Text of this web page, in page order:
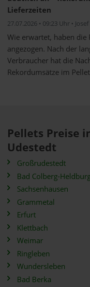
Lieferzeiten
27.07.2026 • 09:23 Uhr •
Wie erwartet, haben die
angezogen. Nach der
Verbraucher hat die
Rekordumsätze im
Pellets Preise
Udestedt
Großrudestedt
Bad Colberg-
Sachsenhausen
Grammetal
Erfurt
Klettbach
Weimar
Ringleben
Wundersleben
Bad Berka